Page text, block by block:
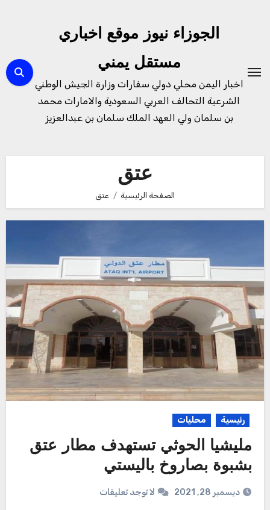
الجوزاء نيوز موقع اخباري
مستقل يمني
اخبار اليمن محلي دولي سفارات وزارة الجيش الوطني
الشرعية التحالف العربي السعودية والامارات محمد
بن سلمان ولي العهد الملك سلمان بن عبدالعزيز
عتق
الصفحة الرئيسية عتق
رئيسية محليات
مليشيا الحوثي تستهدف مطار عتق
بشبوة بصاروخ باليستي
ديسمبر 28, 2021 لا توجد تعليقات